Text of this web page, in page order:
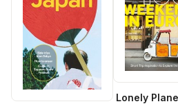
Lonely